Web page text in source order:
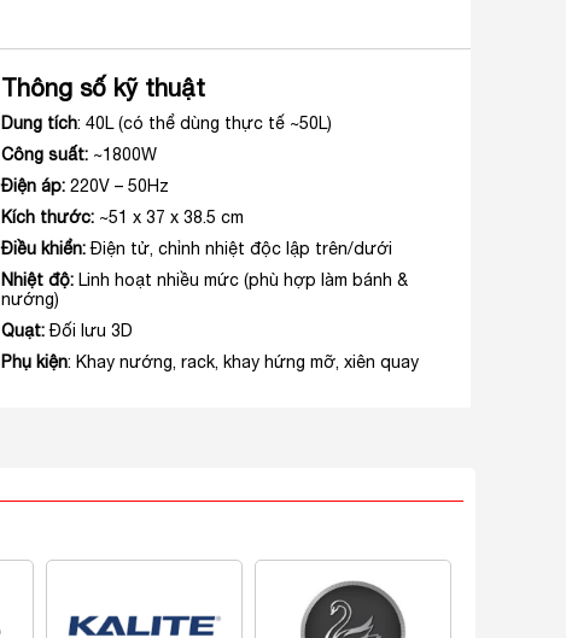
Thông số kỹ thuật
Dung tích: 40L (có thể dùng thực tế ~50L)
Công suất: ~1800W
Điện áp: 220V – 50Hz
Kích thước: ~51 x 37 x 38.5 cm
Điều khiển:Điện tử, chỉnh nhiệt độc lập trên/dưới
Nhiệt độ: Linh hoạt nhiều mức (phù hợp làm bánh &
nướng)
Quạt:Đối lưu 3D
Phụ kiện: Khay nướng, rack, khay hứng mỡ, xiên quay